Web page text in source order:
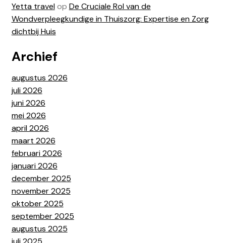
Yetta travelop De Cruciale Rol van de
Wondverpleegkundige in Thuiszorg: Expertise en Zorg
dichtbij Huis
Archief
augustus 2026
juli 2026
juni 2026
mei 2026
april 2026
maart 2026
februari 2026
januari 2026
december 2025
november 2025
oktober 2025
september 2025
augustus 2025